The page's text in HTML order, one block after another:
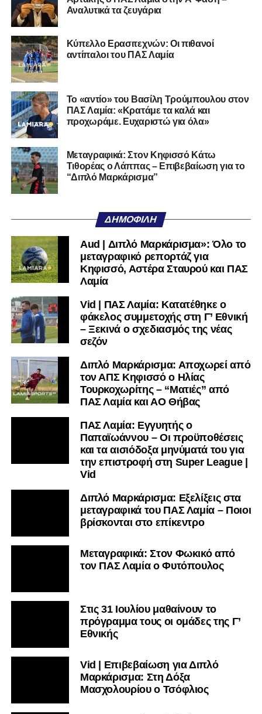
Ο 24χρονος τερματοφύλακας (γεννημένος στις
27/06/2002) προέρχεται επίσης από μία γεμάτη χρονιά
στη Γ’ Εθνική με τον ΠΑΣ Λαμία. Στο παρελθόν
αγωνίστηκε στον Λεβαδειακό, ενώ πέρασε και από ομάδες
της Serie D στην Ιταλία, όπως οι Nocerina, S. Maria
Cilento και Castrovillari, έχοντας ξεκινήσει την
ποδοσφαιρική του διαδρομή από τον Απόλλωνα Σμύρνης.
Τον καλωσορίζουμε στην οικογένεια του Σαρωνικού και
του ευχόμαστε υγεία και επιτυχίες.»
Ακολουθήστε τοlamiara.grστοGoogle Newsγια να
μαθαίνετε πρώτοι τα κυανόλευκα νέα στην Ελλάδα και τον
Twitterκαι στοInstagram
μαθαίνετε σε χρόνο dt όλα τα νέα.
Αναλυτικά τα ζευγάρια
Κύπελλο Ερασιτεχνών: Οι πιθανοί
αντίπαλοι του ΠΑΣ Λαμία
Το «αντίο» του Βασίλη Τρούμπουλου στον
ΠΑΣ Λαμία: «Κρατάμε τα καλά και
προχωράμε. Ευχαριστώ για όλα»
Μεταγραφικά: Στον Κηφισσό Κάτω
Τιθορέας ο Λάππας – Επιβεβαίωση για το
“Διπλό Μαρκάρισμα”
ΔΗΜΟΦΙΛΉ
Aud | Διπλό Μαρκάρισμα»: Όλο το
μεταγραφικό ρεπορτάζ για
Κηφισσό, Αστέρα Σταυρού και ΠΑΣ
Λαμία
Vid | ΠΑΣ Λαμία: Κατατέθηκε ο
φάκελος συμμετοχής στη Γ’ Εθνική
– Ξεκινά ο σχεδιασμός της νέας
σεζόν
Διπλό Μαρκάρισμα: Αποχωρεί από
τον ΑΠΣ Κηφισσό ο Ηλίας
Τουρκοχωρίτης – “Ματιές” από
ΠΑΣ Λαμία και ΑΟ Θήβας
ΠΑΣ Λαμία: Εγγυητής ο
Παπαϊωάννου – Οι προϋποθέσεις
και τα αισιόδοξα μηνύματά του για
την επιστροφή στη Super League |
Vid
Διπλό Μαρκάρισμα: Εξελίξεις στα
μεταγραφικά του ΠΑΣ Λαμία – Ποιοι
βρίσκονται στο επίκεντρο
Μεταγραφικά: Στον Φωκικό από
τον ΠΑΣ Λαμία ο Φυτόπουλος
Στις 31 Ιουλίου μαθαίνουν το
πρόγραμμα τους οι ομάδες της Γ’
Εθνικής
Vid | Επιβεβαίωση για Διπλό
Μαρκάρισμα: Στη Δόξα
Μασχολουρίου ο Τσόφλιος